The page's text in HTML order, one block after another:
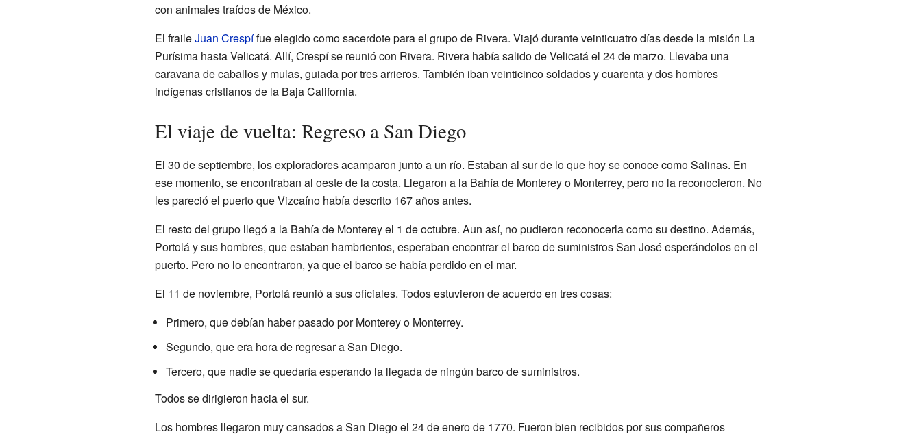
con animales traídos de México.
El fraileJuan Crespífue elegido como sacerdote para el grupo de Rivera. Viajó durante veinticuatro días desde la misión La
Purísima hasta Velicatá. Allí, Crespí se reunió con Rivera. Rivera había salido de Velicatá el 24 de marzo. Llevaba una
caravana de caballos y mulas, guiada por tres arrieros. También iban veinticinco soldados y cuarenta y dos hombres
indígenas cristianos de la Baja California.
El viaje de vuelta: Regreso a San Diego
El 30 de septiembre, los exploradores acamparon junto a un río. Estaban al sur de lo que hoy se conoce como Salinas. En
ese momento, se encontraban al oeste de la costa. Llegaron a la Bahía de Monterey o Monterrey, pero no la reconocieron. No
les pareció el puerto que Vizcaíno había descrito 167 años antes.
El resto del grupo llegó a la Bahía de Monterey el 1 de octubre. Aun así, no pudieron reconocerla como su destino. Además,
Portolá y sus hombres, que estaban hambrientos, esperaban encontrar el barco de suministros San José esperándolos en el
puerto. Pero no lo encontraron, ya que el barco se había perdido en el mar.
El 11 de noviembre, Portolá reunió a sus oficiales. Todos estuvieron de acuerdo en tres cosas:
Primero, que debían haber pasado por Monterey o Monterrey.
Segundo, que era hora de regresar a San Diego.
Tercero, que nadie se quedaría esperando la llegada de ningún barco de suministros.
Todos se dirigieron hacia el sur.
Los hombres llegaron muy cansados a San Diego el 24 de enero de 1770. Fueron bien recibidos por sus compañeros